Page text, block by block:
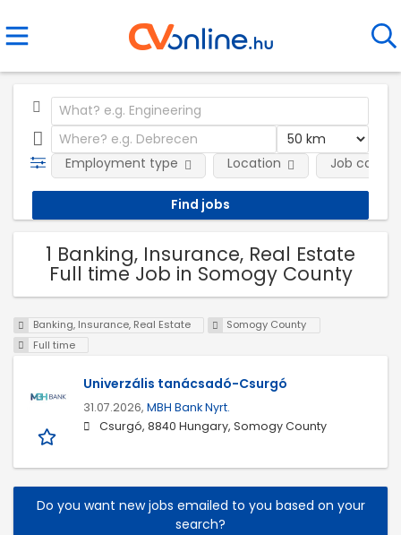
Employment type Location Job
1 Banking, Insurance, Real Estate
Full time Job in Somogy County
Banking, Insurance, Real Estate
Somogy County
Full time
Univerzális tanácsadó-Csurgó
31.07.2026, MBH Bank Nyrt.
Csurgó, 8840 Hungary, Somogy County
Do you want new jobs emailed to you based on your
search?